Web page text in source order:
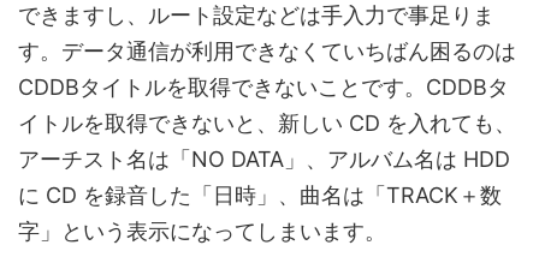
できますし、ルート設定などは手入力で事足りま
す。データ通信が利用できなくていちばん困るのは
CDDBタイトルを取得できないことです。CDDBタ
イトルを取得できないと、新しい CD を入れても、
アーチスト名は「NO DATA」、アルバム名は HDD
に CD を録音した「日時」、曲名は「TRACK＋数
字」という表示になってしまいます。